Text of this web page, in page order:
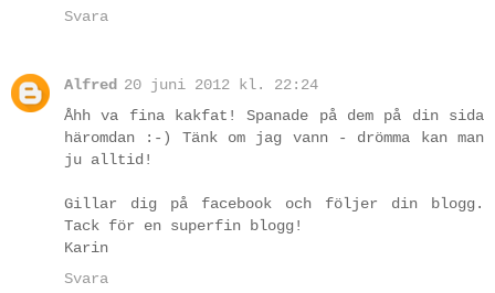
Svara
Alfred 20 juni 2012 kl. 22:24
Åhh va fina kakfat! Spanade på dem på din sida
häromdan :-) Tänk om jag vann - drömma kan man
ju alltid!
Gillar dig på facebook och följer din blogg.
Tack för en superfin blogg!
Karin
Svara